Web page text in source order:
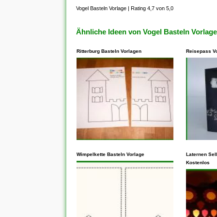
Vogel Basteln Vorlage | Rating 4,7 von 5,0
Ähnliche Ideen von Vogel Basteln Vorlage
Ritterburg Basteln Vorlagen
dieses Ihnen frei, Vorlagen zu
kopieren, die auf der
freigegebenen CC-BY-SA-
Lizenz basieren. Vergewissern
Sie sich aber, dass die
Community, aus der Diese
Reisepass
Ihnen
kopieren,
Lizenz
jedoch,
Wimpelkette Basteln Vorlage
Laternen
Kostenlos